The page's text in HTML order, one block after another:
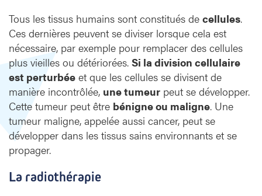
i
e
Tous les tissus humains sont constitués de cellules.
Ces dernières peuvent se diviser lorsque cela est
nécessaire, par exemple pour remplacer des cellules
plus vieilles ou détériorées. Si la division cellulaire
est perturbée et que les cellules se divisent de
manière incontrôlée, une tumeur peut se développer.
Cette tumeur peut être bénigne ou maligne. Une
tumeur maligne, appelée aussi cancer, peut se
développer dans les tissus sains environnants et se
propager.
La radiothérapie